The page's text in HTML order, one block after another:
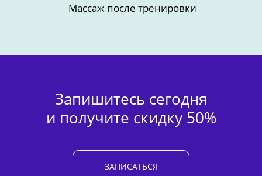
Массаж после тренировки
Запишитесь сегодня
и получите скидку 50%
ЗАПИСАТЬСЯ